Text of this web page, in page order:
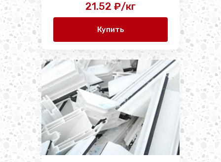
21.52 ₽/кг
Купить